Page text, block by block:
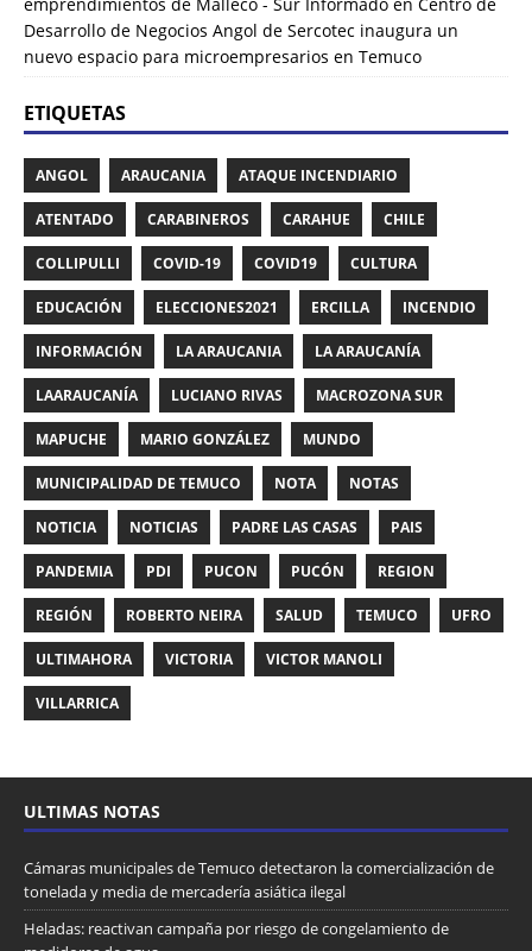
Desarrollo de Negocios Angol de Sercotec inaugura un
nuevo espacio para microempresarios en Temuco
ETIQUETAS
ANGOL ARAUCANIA ATAQUE INCENDIARIO
ATENTADO CARABINEROS CARAHUE CHILE
COLLIPULLI COVID-19 COVID19 CULTURA
EDUCACIÓN ELECCIONES2021 ERCILLA INCENDIO
INFORMACIÓN LA ARAUCANIA LA ARAUCANÍA
LAARAUCANÍA LUCIANO RIVAS MACROZONA SUR
MAPUCHE MARIO GONZÁLEZ MUNDO
MUNICIPALIDAD DE TEMUCO NOTA NOTAS
NOTICIA NOTICIAS PADRE LAS CASAS PAIS
PANDEMIA PDI PUCON PUCÓN REGION
REGIÓN ROBERTO NEIRA SALUD TEMUCO UFRO
ULTIMAHORA VICTORIA VICTOR MANOLI
VILLARRICA
ULTIMAS NOTAS
Cámaras municipales de Temuco detectaron la comercialización de
tonelada y media de mercadería asiática ilegal
Heladas: reactivan campaña por riesgo de congelamiento de